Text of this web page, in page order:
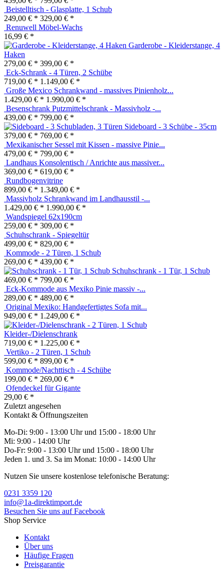
Beistelltisch - Glasplatte, 1 Schub
249,00 € * 329,00 € *
Renuwell Möbel-Wachs
16,99 € *
Garderobe - Kleiderstange, 4
Haken
279,00 € * 399,00 € *
Eck-Schrank - 4 Türen, 2 Schübe
719,00 € * 1.149,00 € *
Große Mexico Schrankwand - massives Pinienholz...
1.429,00 € * 1.990,00 € *
Besenschrank Putzmittelschrank - Massivholz -...
439,00 € * 799,00 € *
Sideboard - 3 Schübe - 35cm
379,00 € * 769,00 € *
Mexikanischer Sessel mit Kissen - massive Pinie...
479,00 € * 799,00 € *
Landhaus Konsolentisch / Anrichte aus massiver...
369,00 € * 619,00 € *
Rundbogenvitrine
899,00 € * 1.349,00 € *
Massivholz Schrankwand im Landhausstil -...
1.429,00 € * 1.990,00 € *
Wandspiegel 62x190cm
259,00 € * 309,00 € *
Schuhschrank - Spiegeltür
499,00 € * 829,00 € *
Kommode - 2 Türen, 1 Schub
269,00 € * 439,00 € *
Schuhschrank - 1 Tür, 1 Schub
469,00 € * 799,00 € *
Eck-Kommode aus Mexiko Pinie massiv -...
289,00 € * 489,00 € *
Original Mexiko: Handgefertigtes Sofa mit...
949,00 € * 1.249,00 € *
Kleider-/Dielenschrank
719,00 € * 1.225,00 € *
Vertiko - 2 Türen, 1 Schub
599,00 € * 899,00 € *
Kommode/Nachttisch - 4 Schübe
199,00 € * 269,00 € *
Ofendeckel für Gigante
29,00 € *
Zuletzt angesehen
Kontakt & Öffnungszeiten
Mo-Di: 9:00 - 13:00 Uhr und 15:00 - 18:00 Uhr
Mi: 9:00 - 14:00 Uhr
Do-Fr: 9:00 - 13:00 Uhr und 15:00 - 18:00 Uhr
Jeden 1. und 3. Sa im Monat: 10:00 - 14:00 Uhr
Nutzen Sie unsere kostenlose telefonische Beratung:
0231 3359 120
info@1a-direktimport.de
Besuchen Sie uns auf Facebook
Shop Service
Kontakt
Über uns
Häufige Fragen
Preisgarantie